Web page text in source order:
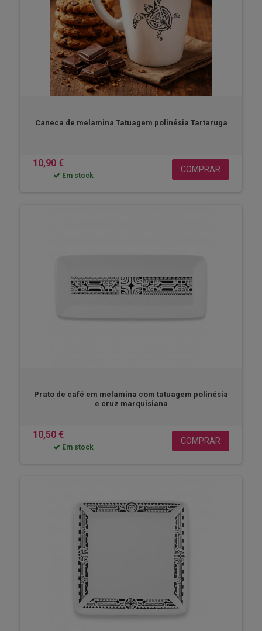
Caneca de melamina Tatuagem polinésia Tartaruga
10,90 €
Em stock
COMPRAR
Prato de café em melamina com tatuagem polinésia
e cruz marquisiana
10,50 €
Em stock
COMPRAR